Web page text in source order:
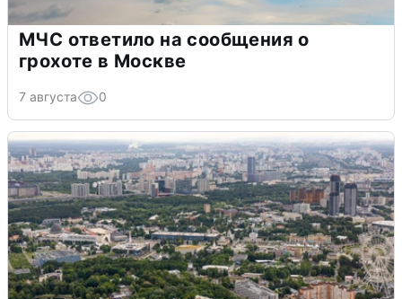
МЧС ответило на сообщения о
грохоте в Москве
7 августа 0